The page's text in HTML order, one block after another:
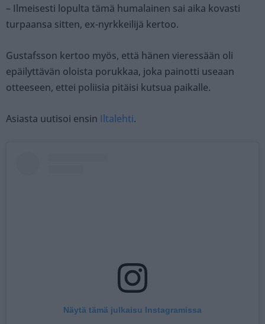
– Ilmeisesti lopulta tämä humalainen sai aika kovasti
turpaansa sitten, ex-nyrkkeilijä kertoo.
Gustafsson kertoo myös, että hänen vieressään oli
epäilyttävän oloista porukkaa, joka painotti useaan
otteeseen, ettei poliisia pitäisi kutsua paikalle.
Asiasta uutisoi ensin Iltalehti.
Näytä tämä julkaisu Instagramissa